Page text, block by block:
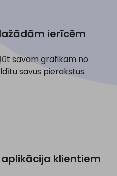
ierīcēm
savam grafikam no
savus pierakstus.
klientiem